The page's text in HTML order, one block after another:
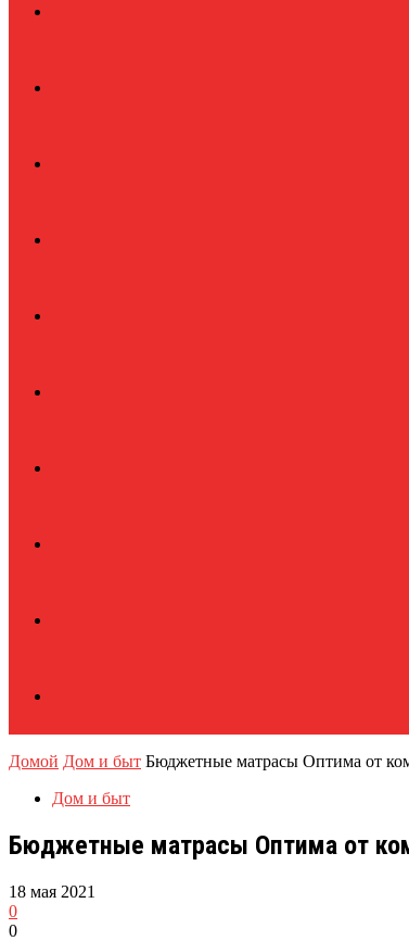
Домой Дом и быт Бюджетные матрасы Оптима от
Дом и быт
Бюджетные матрасы Оптима от
18 мая 2021
0
0